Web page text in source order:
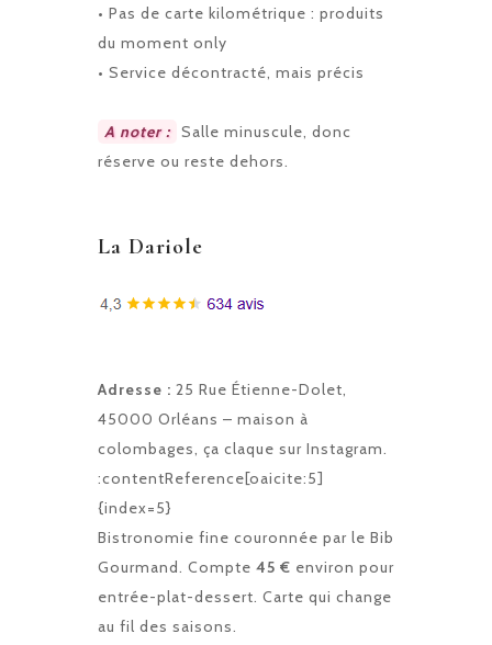
• Pas de carte kilométrique : produits
du moment only
• Service décontracté, mais précis
A noter : Salle minuscule, donc
réserve ou reste dehors.
La Dariole
Adresse : 25 Rue Étienne-Dolet,
45000 Orléans – maison à
colombages, ça claque sur Instagram.
:contentReference[oaicite:5]
{index=5}
Bistronomie fine couronnée par le Bib
Gourmand. Compte 45 € environ pour
entrée-plat-dessert. Carte qui change
au fil des saisons.